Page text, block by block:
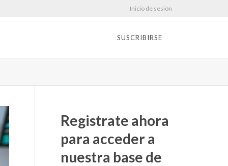
Inicio de sesión
SUSCRIBIRSE
Registrate ahora
para acceder a
nuestra base de